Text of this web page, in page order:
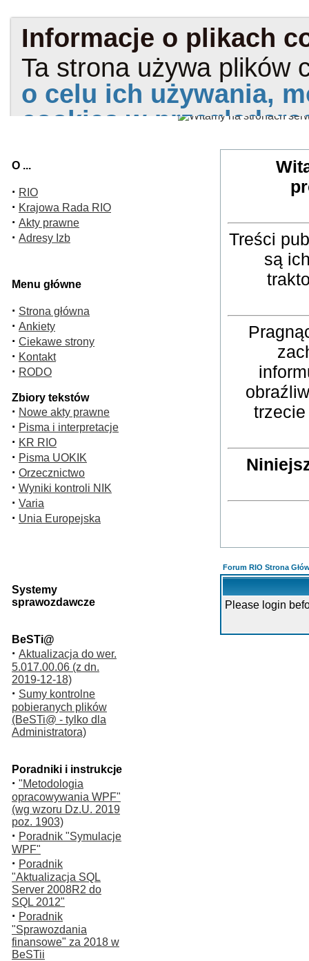
O ...
· RIO
· Krajowa Rada RIO
· Akty prawne
· Adresy Izb
Menu główne
· Strona główna
· Ankiety
· Ciekawe strony
· Kontakt
· RODO
Zbiory tekstów
· Nowe akty prawne
· Pisma i interpretacje
· KR RIO
· Pisma UOKIK
· Orzecznictwo
· Wyniki kontroli NIK
· Varia
· Unia Europejska
Systemy
sprawozdawcze
BeSTi@
· Aktualizacja do wer.
5.017.00.06 (z dn.
2019-12-18)
· Sumy kontrolne
pobieranych plików
(BeSTi@ - tylko dla
Administratora)
Poradniki i instrukcje
· "Metodologia
opracowywania WPF"
(wg wzoru Dz.U. 2019
poz. 1903)
· Poradnik "Symulacje
WPF"
· Poradnik
"Aktualizacja SQL
Server 2008R2 do
SQL 2012"
· Poradnik
"Sprawozdania
finansowe" za 2018 w
BeSTii
Treści
są
Forum RIO Strona
Please login